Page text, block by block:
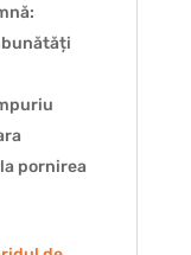
pornirea